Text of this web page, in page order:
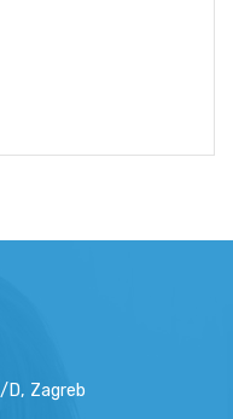
D, Zagreb